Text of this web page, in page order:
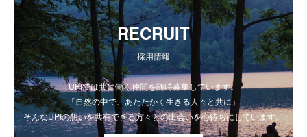
RECRUIT
採用情報
UPIでは共に働く仲間を随時募集しています。
「自然の中で、あたたかく生きる人々と共に」
そんなUPIの想いを共有できる方々との出会いを心待ちにしています。